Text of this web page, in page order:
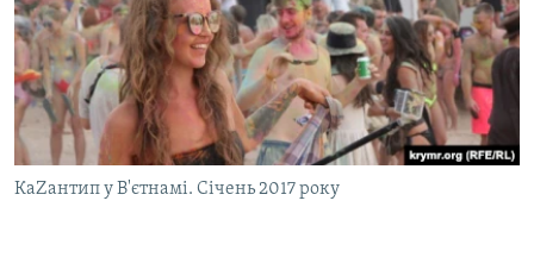
КаZантип у В'єтнамі. Січень 2017 року